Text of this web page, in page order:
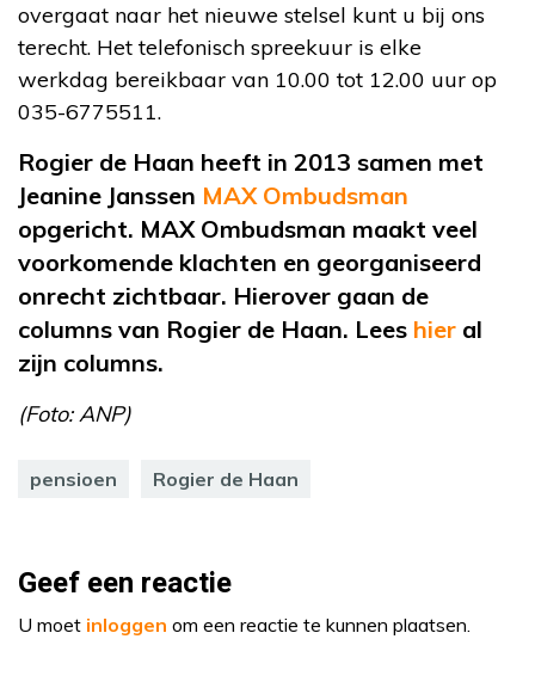
overgaat naar het nieuwe stelsel kunt u bij ons
terecht. Het telefonisch spreekuur is elke
werkdag bereikbaar van 10.00 tot 12.00 uur op
035-6775511.
Rogier de Haan heeft in 2013 samen met
Jeanine Janssen MAX Ombudsman
opgericht. MAX Ombudsman maakt veel
voorkomende klachten en georganiseerd
onrecht zichtbaar. Hierover gaan de
columns van Rogier de Haan. Lees hier al
zijn columns.
(Foto: ANP)
pensioen Rogier de Haan
Geef een reactie
U moet inloggen om een reactie te kunnen plaatsen.